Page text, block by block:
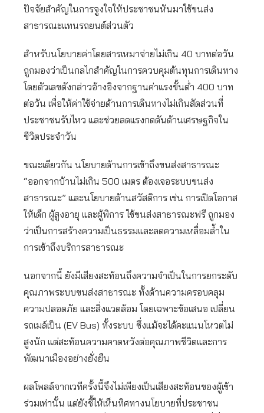
ปัจจัยสำคัญในการจูงใจให้ประชาชนหันมาใช้ขนส่ง
สาธารณะแทนรถยนต์ส่วนตัว
สำหรับนโยบายค่าโดยสารเหมาจ่ายไม่เกิน 40 บาทต่อวัน
ถูกมองว่าเป็นกลไกสำคัญในการควบคุมต้นทุนการเดินทาง
โดยตัวเลขดังกล่าวอ้างอิงจากฐานค่าแรงขั้นต่ำ 400 บาท
ต่อวัน เพื่อให้ค่าใช้จ่ายด้านการเดินทางไม่เกินสัดส่วนที่
ประชาชนรับไหว และช่วยลดแรงกดดันด้านเศรษฐกิจใน
ชีวิตประจำวัน
ขณะเดียวกัน นโยบายด้านการเข้าถึงขนส่งสาธารณะ
“ออกจากบ้านไม่เกิน 500 เมตร ต้องเจอระบบขนส่ง
สาธารณะ” และนโยบายด้านสวัสดิการ เช่น การเปิดโอกาส
ให้เด็ก ผู้สูงอายุ และผู้พิการ ใช้ขนส่งสาธารณะฟรี ถูกมอง
ว่าเป็นการสร้างความเป็นธรรมและลดความเหลื่อมล้ำใน
การเข้าถึงบริการสาธารณะ
นอกจากนี้ ยังมีเสียงสะท้อนถึงความจำเป็นในการยกระดับ
คุณภาพระบบขนส่งสาธารณะ ทั้งด้านความครอบคลุม
ความปลอดภัย และสิ่งแวดล้อม โดยเฉพาะข้อเสนอ เปลี่ยน
รถเมล์เป็น (EV Bus) ทั้งระบบ ซึ่งแม้จะได้คะแนนโหวตไม่
สูงนัก แต่สะท้อนความคาดหวังต่อคุณภาพชีวิตและการ
พัฒนาเมืองอย่างยั่งยืน
ผลโพลล์จากเวทีครั้งนี้จึงไม่เพียงเป็นเสียงสะท้อนของผู้เข้า
ร่วมเท่านั้น แต่ยังชี้ให้เห็นทิศทางนโยบายที่ประชาชน